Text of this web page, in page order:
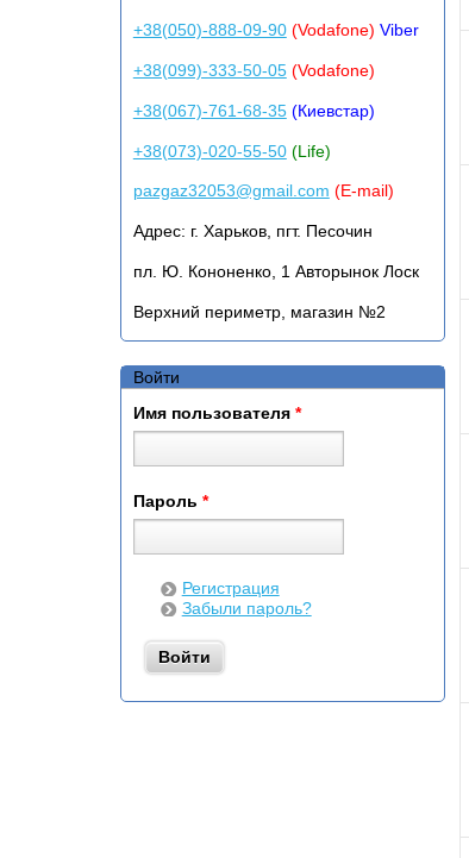
+38(050)-888-09-90(Vodafone) Viber
+38(099)-333-50-05(Vodafone)
+38(067)-761-68-35(Киевстар)
+38(073)-020-55-50(Life)
pazgaz32053@gmail.com (E-mail)
Адрес: г. Харьков, пгт. Песочин
пл. Ю. Кононенко, 1 Авторынок Лоск
Верхний периметр, магазин №2
Войти
Имя пользователя *
Пароль *
Регистрация
Забыли пароль?